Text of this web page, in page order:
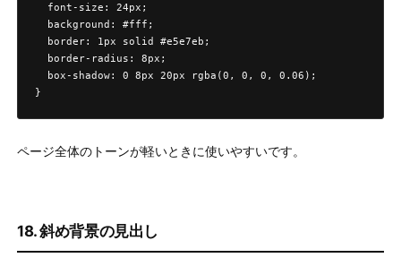
  font-size: 24px;
  background: #fff;
  border: 1px solid #e5e7eb;
  border-radius: 8px;
  box-shadow: 0 8px 20px rgba(0, 0, 0, 0.06);
}
ページ全体のトーンが軽いときに使いやすいです。
18. 斜め背景の見出し